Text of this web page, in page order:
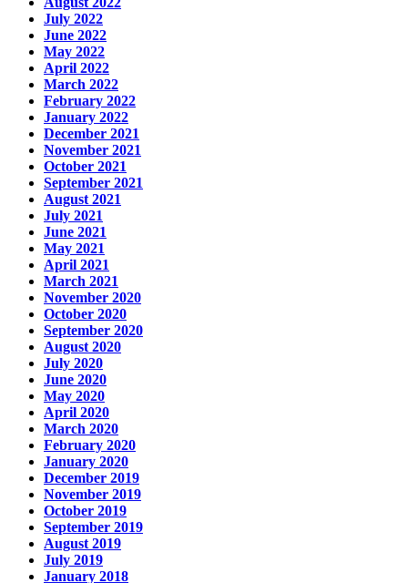
July 2022
June 2022
May 2022
April 2022
March 2022
February 2022
January 2022
December 2021
November 2021
October 2021
September 2021
August 2021
July 2021
June 2021
May 2021
April 2021
March 2021
November 2020
October 2020
September 2020
August 2020
July 2020
June 2020
May 2020
April 2020
March 2020
February 2020
January 2020
December 2019
November 2019
October 2019
September 2019
August 2019
July 2019
January 2018